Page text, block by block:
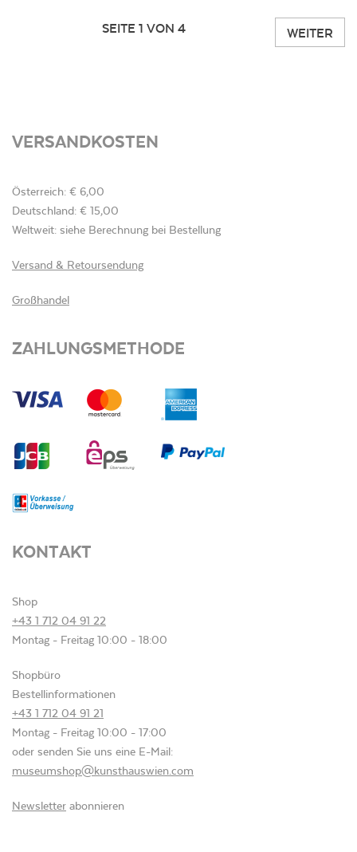
SEITE 1 VON 4 WEITER
VERSANDKOSTEN
Österreich: € 6,00
Deutschland: € 15,00
Weltweit: siehe Berechnung bei Bestellung
Versand & Retoursendung
Großhandel
ZAHLUNGSMETHODE
KONTAKT
Shop
+43 1 712 04 91 22
Montag - Freitag 10:00 - 18:00
Shopbüro
Bestellinformationen
+43 1 712 04 91 21
Montag - Freitag 10:00 - 17:00
oder senden Sie uns eine E-Mail:
museumshop@kunsthauswien.com
Newsletter abonnieren